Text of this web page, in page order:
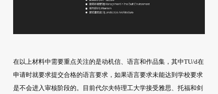
在以上材料中需要重点关注的是动机信、语言和作品集，其中TU/d在
申请时就要求提交合格的语言要求，如果语言要求未能达到学校要求
是不会进入审核阶段的。目前代尔夫特理工大学接受雅思、托福和剑